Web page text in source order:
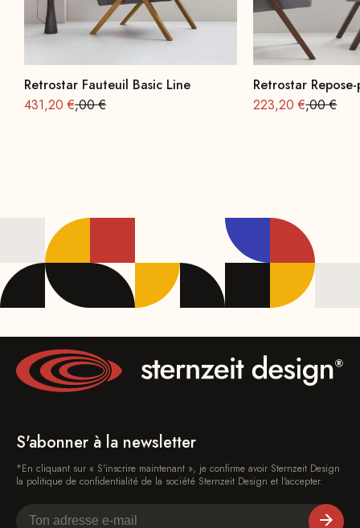
Retrostar Fauteuil Basic Line
Offre à partir de
431,20 €Prix normal : 539
,00 €
Retrostar
Offre à partir de
223,20 €Prix
,00 €
S'abonner à la newsletter
*En cliquant sur « S'inscrire maintenant », je confirme avoir Sternzeit Design
la politique de confidentialité de la société Sternzeit Design et l'accepter.